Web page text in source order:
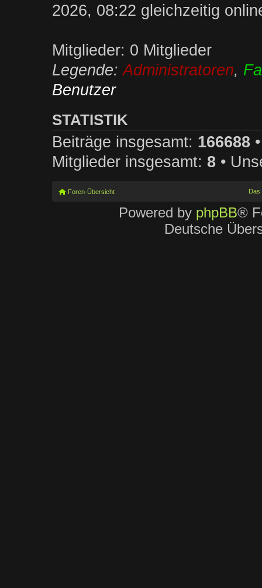
2026, 08:22 gleichzeitig
Mitglieder: 0 Mitglieder
Legende:Administratoren,
Benutzer
STATISTIK
Beiträge insgesamt: 166688
Mitglieder insgesamt: 8•
Foren-Übersicht Das
Powered by phpBB®
Deutsche